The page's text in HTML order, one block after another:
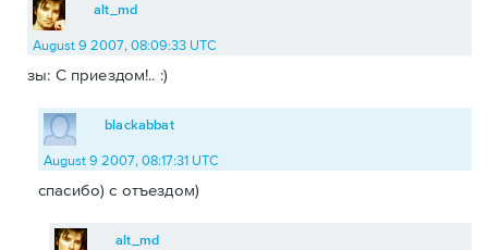
alt_md
August 9 2007, 08:09:33 UTC
зы: С приездом!.. :)
blackabbat
August 9 2007, 08:17:31 UTC
спасибо) с отъездом)
alt_md